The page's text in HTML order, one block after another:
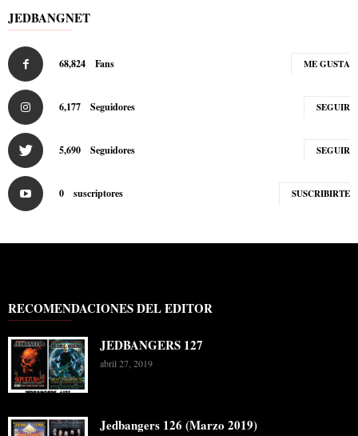
JEDBANGNET
68,824 Fans ME GUSTA
6,177 Seguidores SEGUIR
5,690 Seguidores SEGUIR
0 suscriptores SUSCRIBIRTE
RECOMENDACIONES DEL EDITOR
JEDBANGERS 127
abril 27, 2019
Jedbangers 126 (Marzo 2019)